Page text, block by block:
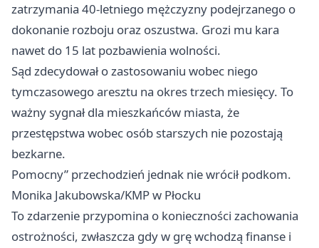
zatrzymania 40-letniego mężczyzny podejrzanego o
dokonanie rozboju oraz oszustwa. Grozi mu kara
nawet do 15 lat pozbawienia wolności.
Sąd zdecydował o zastosowaniu wobec niego
tymczasowego aresztu na okres trzech miesięcy. To
ważny sygnał dla mieszkańców miasta, że
przestępstwa wobec osób starszych nie pozostają
bezkarne.
Pomocny” przechodzień jednak nie wrócił podkom.
Monika Jakubowska/KMP w Płocku
To zdarzenie przypomina o konieczności zachowania
ostrożności, zwłaszcza gdy w grę wchodzą finanse i